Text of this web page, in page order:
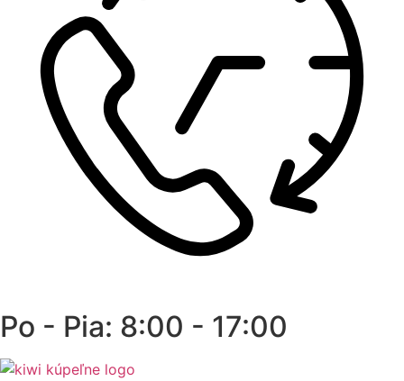
Po - Pia: 8:00 - 17:00